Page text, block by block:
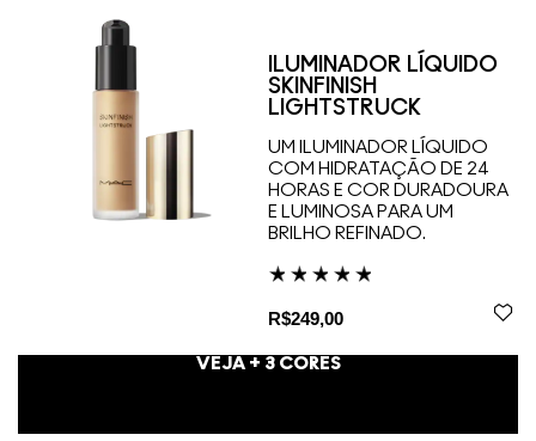
ILUMINADOR LÍQUIDO
SKINFINISH
LIGHTSTRUCK
UM ILUMINADOR LÍQUIDO
COM HIDRATAÇÃO DE 24
HORAS E COR DURADOURA
E LUMINOSA PARA UM
BRILHO REFINADO.
R$249,00
VEJA + 3CORES